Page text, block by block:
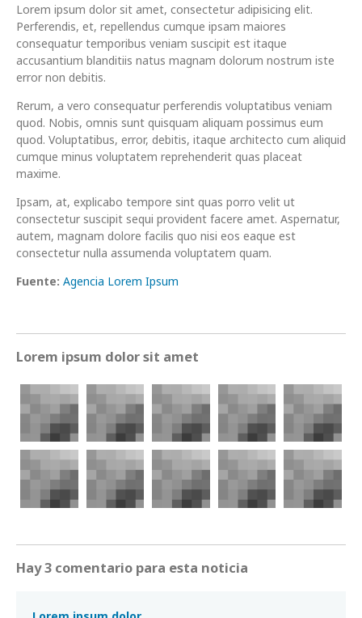
Lorem ipsum dolor sit amet, consectetur adipisicing elit.
Perferendis, et, repellendus cumque ipsam maiores
consequatur temporibus veniam suscipit est itaque
accusantium blanditiis natus magnam dolorum nostrum iste
error non debitis.
Rerum, a vero consequatur perferendis voluptatibus veniam
quod. Nobis, omnis sunt quisquam aliquam possimus eum
quod. Voluptatibus, error, debitis, itaque architecto cum aliquid
cumque minus voluptatem reprehenderit quas placeat
maxime.
Ipsam, at, explicabo tempore sint quas porro velit ut
consectetur suscipit sequi provident facere amet. Aspernatur,
autem, magnam dolore facilis quo nisi eos eaque est
consectetur nulla assumenda voluptatem quam.
Fuente: Agencia Lorem Ipsum
Lorem ipsum dolor sit amet
Hay 3 comentario para esta noticia